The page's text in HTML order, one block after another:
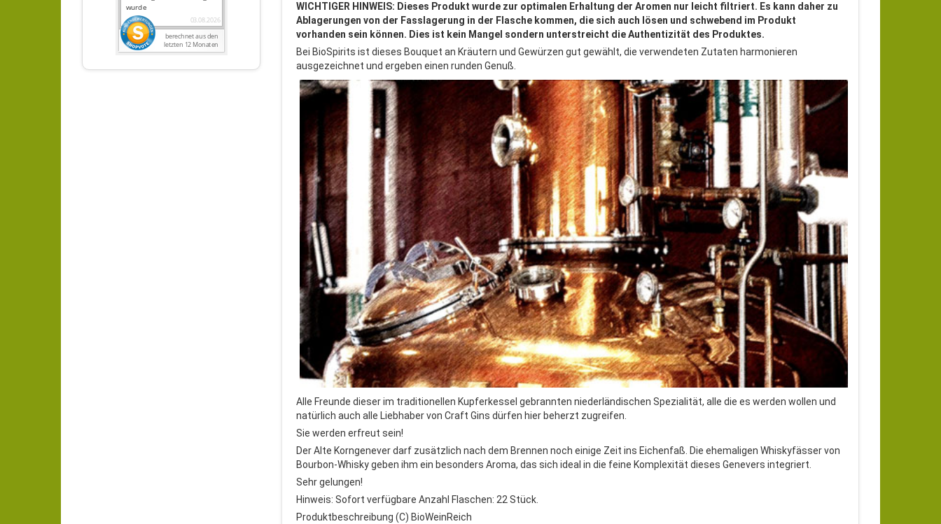
WICHTIGER HINWEIS: Dieses Produkt wurde zur optimalen Erhaltung der Aromen nur leicht filtriert. Es kann daher zu
Ablagerungen von der Fasslagerung in der Flasche kommen, die sich auch lösen und schwebend im Produkt
vorhanden sein können. Dies ist kein Mangel sondern unterstreicht die Authentizität des Produktes.
Bei BioSpirits ist dieses Bouquet an Kräutern und Gewürzen gut gewählt, die verwendeten Zutaten harmonieren
ausgezeichnet und ergeben einen runden Genuß.
Alle Freunde dieser im traditionellen Kupferkessel gebrannten niederländischen Spezialität, alle die es werden wollen und
natürlich auch alle Liebhaber von Craft Gins dürfen hier beherzt zugreifen.
Sie werden erfreut sein!
Der Alte Korngenever darf zusätzlich nach dem Brennen noch einige Zeit ins Eichenfaß. Die ehemaligen Whiskyfässer von
Bourbon-Whisky geben ihm ein besonders Aroma, das sich ideal in die feine Komplexität dieses Genevers integriert.
Sehr gelungen!
Hinweis: Sofort verfügbare Anzahl Flaschen: 22 Stück.
Produktbeschreibung (C) BioWeinReich